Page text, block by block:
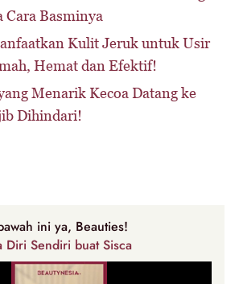
Cara Basminya
Kulit Jeruk untuk Usir
Hemat dan Efektif!
Menarik Kecoa Datang ke
Dihindari!
ini ya, Beauties!
Diri Sendiri buat Sisca